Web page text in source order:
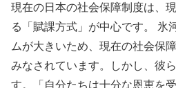
現在の日本の社会保障制度は、
る「賦課方式」が中心です。 氷
ムが大きいため、現在の社会保
みなされています。しかし、彼
す。「自分たちは十分な恩恵を